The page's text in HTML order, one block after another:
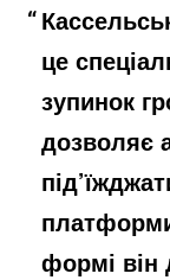
це
зупинок
дозволяє
формі він